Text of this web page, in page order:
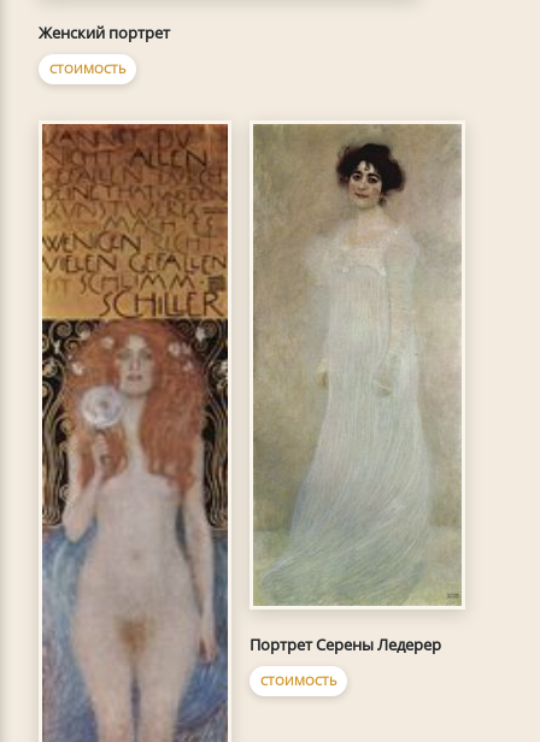
Женский портрет
СТОИМОСТЬ
Портрет Серены Ледерер
СТОИМОСТЬ